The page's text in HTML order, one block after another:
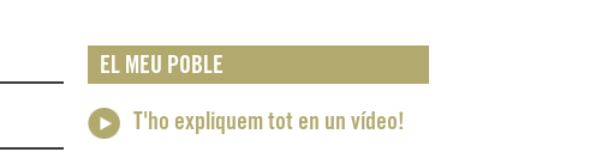
EL MEU POBLE
T'ho expliquem tot en un vídeo!